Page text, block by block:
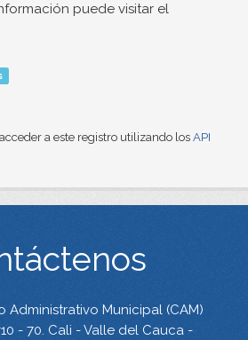
puede visitar el
a este registro utilizando los API
Administrativo Municipal (CAM)
- 70. Cali - Valle del Cauca -